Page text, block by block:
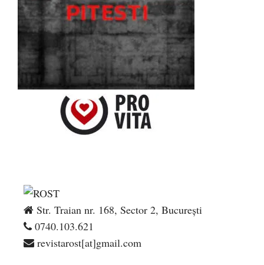
Str. Traian nr. 168, Sector 2, București
0740.103.621
revistarost[at]gmail.com